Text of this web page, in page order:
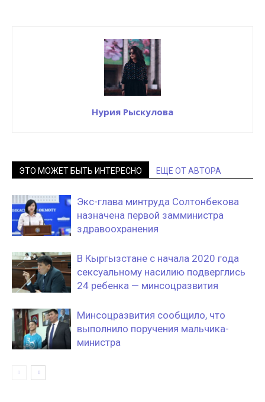
Нурия Рыскулова
ЭТО МОЖЕТ БЫТЬ ИНТЕРЕСНО ЕЩЕ ОТ АВТОРА
Экс-глава минтруда Солтонбекова
назначена первой замминистра
здравоохранения
В Кыргызстане с начала 2020 года
сексуальному насилию подверглись
24 ребенка — минсоцразвития
Минсоцразвития сообщило, что
выполнило поручения мальчика-
министра